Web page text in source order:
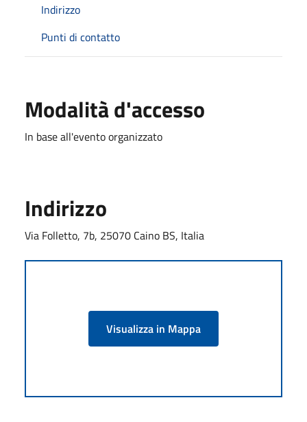
Indirizzo
Punti di contatto
Modalità d'accesso
In base all'evento organizzato
Indirizzo
Via Folletto, 7b, 25070 Caino BS, Italia
Visualizza in Mappa